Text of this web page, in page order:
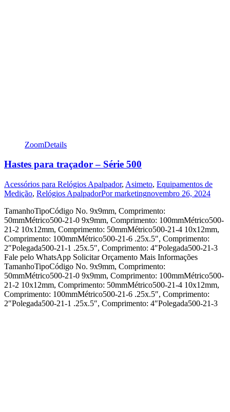
ZoomDetails
Hastes para traçador – Série 500
Acessórios para Relógios Apalpador, Asimeto, Equipamentos de
Medição, Relógios ApalpadorPormarketingnovembro 26, 2024
TamanhoTipoCódigo No. 9x9mm, Comprimento:
50mmMétrico500-21-0 9x9mm, Comprimento: 100mmMétrico500-
21-2 10x12mm, Comprimento: 50mmMétrico500-21-4 10x12mm,
Comprimento: 100mmMétrico500-21-6 .25x.5″, Comprimento:
2″Polegada500-21-1 .25x.5″, Comprimento: 4″Polegada500-21-3
Fale pelo WhatsApp Solicitar Orçamento Mais Informações
TamanhoTipoCódigo No. 9x9mm, Comprimento:
50mmMétrico500-21-0 9x9mm, Comprimento: 100mmMétrico500-
21-2 10x12mm, Comprimento: 50mmMétrico500-21-4 10x12mm,
Comprimento: 100mmMétrico500-21-6 .25x.5″, Comprimento:
2″Polegada500-21-1 .25x.5″, Comprimento: 4″Polegada500-21-3